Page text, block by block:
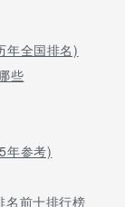
年全国排名)
些
年参考)
名前十排行榜